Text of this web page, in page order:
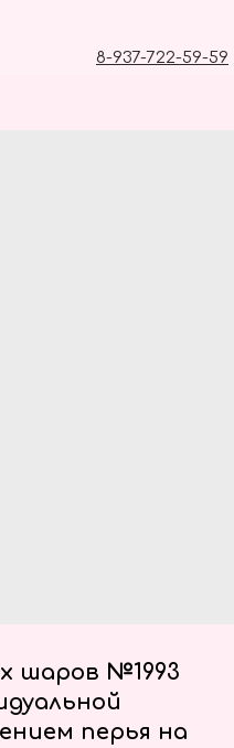
8-937-722-59-59
шаров №1993
перья на